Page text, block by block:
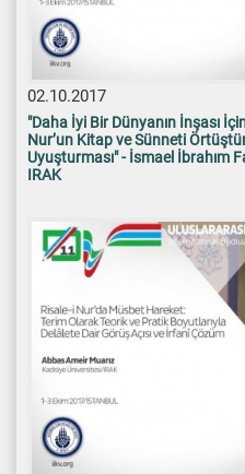
02.10.2017
"Daha İyi Bir Dünyanın İnşası
Nur’un Kitap ve Sünneti
Uyuşturması" - İsmael İbrahım
IRAK